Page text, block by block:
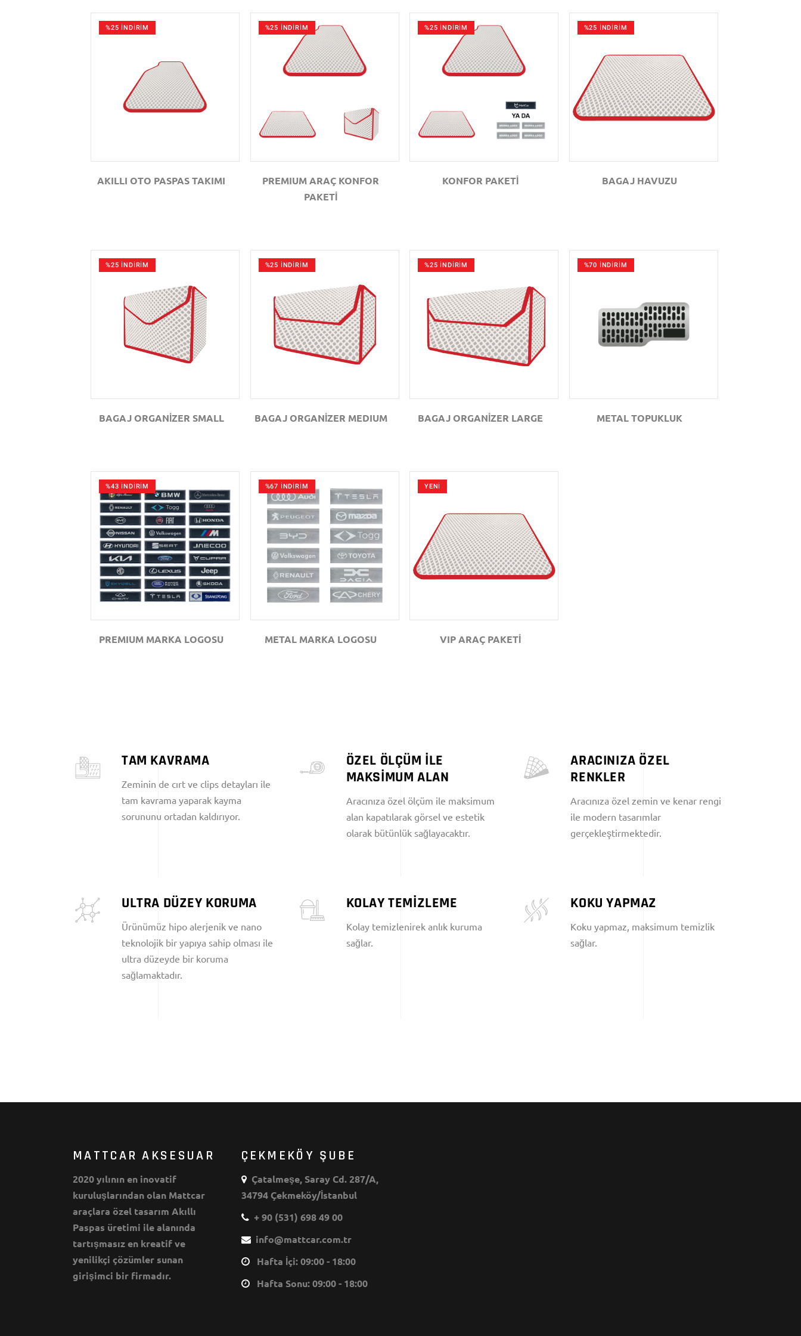
%25 İNDİRİM
GÖZAT
AKILLI OTO PASPAS TAKIMI
%25 İNDİRİM
PREMIUM ARAÇ KONFOR
PAKETİ
%25 İNDİRİM
KONFOR PAKETİ
%25 İNDİRİM
GÖZAT
BAGAJ HAVUZU
%25 İNDİRİM
GÖZAT
BAGAJ ORGANİZER SMALL
%25 İNDİRİM
GÖZAT
BAGAJ ORGANİZER MEDIUM
%25 İNDİRİM
GÖZAT
BAGAJ ORGANİZER LARGE
%70 İNDİRİM
GÖZAT
METAL TOPUKLUK
%43 İNDİRİM
GÖZAT
PREMIUM MARKA LOGOSU
%67 İNDİRİM
GÖZAT
METAL MARKA LOGOSU
YENİ
GÖZAT
VIP ARAÇ PAKETİ
TAM KAVRAMA
Zeminin de cırt ve clips detayları ile
tam kavrama yaparak kayma
sorununu ortadan kaldırıyor.
ÖZEL ÖLÇÜM İLE
MAKSİMUM ALAN
Aracınıza özel ölçüm ile maksimum
alan kapatılarak görsel ve estetik
olarak bütünlük sağlayacaktır.
ARACINIZA ÖZEL
RENKLER
Aracınıza özel zemin ve kenar rengi
ile modern tasarımlar
gerçekleştirmektedir.
ULTRA DÜZEY KORUMA
Ürünümüz hipo alerjenik ve nano
teknolojik bir yapıya sahip olması ile
ultra düzeyde bir koruma
sağlamaktadır.
KOLAY TEMİZLEME
Kolay temizlenirek anlık kuruma
sağlar.
KOKU YAPMAZ
Koku yapmaz, maksimum temizlik
sağlar.
MATTCAR AKSESUAR
2020 yılının en inovatif
kuruluşlarından olan Mattcar
araçlara özel tasarım Akıllı
Paspas üretimi ile alanında
tartışmasız en kreatif ve
yenilikçi çözümler sunan
girişimci bir firmadır.
ÇEKMEKÖY ŞUBE
Çatalmeşe, Saray Cd. 287/A,
34794 Çekmeköy/İstanbul
+ 90 (531) 698 49 00
info@mattcar.com.tr
Hafta İçi: 09:00 - 18:00
Hafta Sonu: 09:00 - 18:00